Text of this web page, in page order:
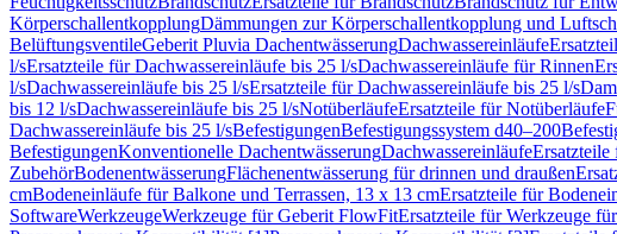
KörperschallentkopplungDämmungen zur Körperschallentkopplung und
BelüftungsventileGeberit Pluvia DachentwässerungDachwassereinläufe
l/sErsatzteile für Dachwassereinläufe bis 25 l/sDachwassereinläufe für Rinnen
l/sDachwassereinläufe bis 25 l/sErsatzteile für Dachwassereinläufe bis 25 l/s
bis 12 l/sDachwassereinläufe bis 25 l/sNotüberläufeErsatzteile für Notüberläufe
Dachwassereinläufe bis 25 l/sBefestigungenBefestigungssystem d40–200
BefestigungenKonventionelle DachentwässerungDachwassereinläufeErsatzteile
ZubehörBodenentwässerungFlächenentwässerung für drinnen und draußen
cmBodeneinläufe für Balkone und Terrassen, 13 x 13 cmErsatzteile für
SoftwareWerkzeugeWerkzeuge für Geberit FlowFitErsatzteile für Werkzeuge